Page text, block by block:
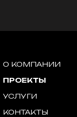
О КОМПАНИИ
ПРОЕКТЫ
УСЛУГИ
КОНТАКТЫ